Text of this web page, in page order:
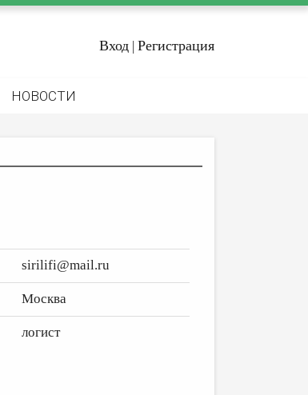
Вход | Регистрация
НОВОСТИ
sirilifi@mail.ru
Москва
логист